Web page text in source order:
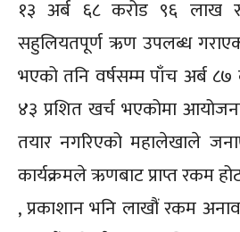
१३ अर्ब ६८ करोड ९६ लाख
सहुलियतपूर्ण ऋण उपलब्ध
भएको तनि वर्षसम्म पाँच अर्ब
४३ प्रशित खर्च भएकोमा
तयार नगरिएको महालेखाले
कार्यक्रमले ऋणबाट प्राप्त रकम
, प्रकाशान भनि लाखौं रकम